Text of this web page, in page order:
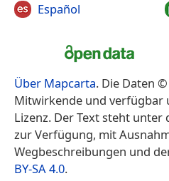
Español
Über Mapcarta. Die Daten ©
Mitwirkende und verfügbar
Lizenz. Der Text steht unter
zur Verfügung, mit
Wegbeschreibungen und
BY-SA 4.0.